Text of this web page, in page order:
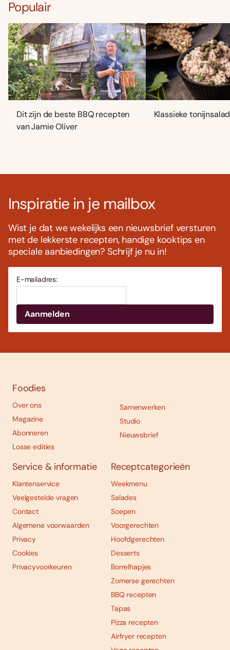
Populair
Dit zijn de beste BBQ recepten
van Jamie Oliver
Klassieke
Inspiratie in je mailbox
Wist je dat we wekelijks een nieuwsbrief versturen
met de lekkerste recepten, handige kooktips en
speciale aanbiedingen? Schrijf je nu in!
E-mailadres:
Foodies
Over ons
Magazine
Abonneren
Losse edities
Samenwerken
Studio
Nieuwsbrief
Service & informatie
Klantenservice
Veelgestelde vragen
Contact
Algemene voorwaarden
Privacy
Cookies
Privacyvoorkeuren
Receptcategorieën
Weekmenu
Salades
Soepen
Voorgerechten
Hoofdgerechten
Desserts
Borrelhapjes
Zomerse gerechten
BBQ recepten
Tapas
Pizza recepten
Airfryer recepten